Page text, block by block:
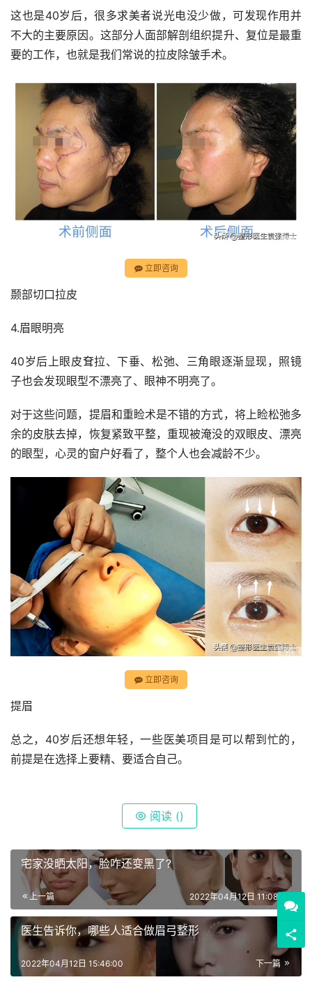
这也是40岁后，很多求美者说光电没少做，可发现作用并
不大的主要原因。这部分人面部解剖组织提升、复位是最重
要的工作，也就是我们常说的拉皮除皱手术。
立即咨询
颞部切口拉皮
4.眉眼明亮
40岁后上眼皮耷拉、下垂、松弛、三角眼逐渐显现，照镜
子也会发现眼型不漂亮了、眼神不明亮了。
对于这些问题，提眉和重睑术是不错的方式，将上睑松弛多
余的皮肤去掉，恢复紧致平整，重现被淹没的双眼皮、漂亮
的眼型，心灵的窗户好看了，整个人也会减龄不少。
立即咨询
提眉
总之，40岁后还想年轻，一些医美项目是可以帮到忙的，
前提是在选择上要精、要适合自己。
阅读 ()
宅家没晒太阳，脸咋还变黑了?
上一篇 2022年04月12日 11:08:00
医生告诉你，哪些人适合做眉弓整形
下一篇
2022年04月12日 15:46:00